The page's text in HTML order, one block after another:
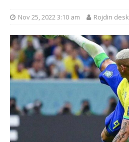
Nov 25, 2022 3:10 am Rojdin desk